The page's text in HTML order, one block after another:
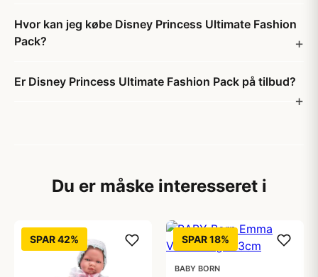
Hvor kan jeg købe Disney Princess Ultimate Fashion
Pack?
Er Disney Princess Ultimate Fashion Pack på tilbud?
Du er måske interesseret i
SPAR 42% SPAR 18%
BABY BORN